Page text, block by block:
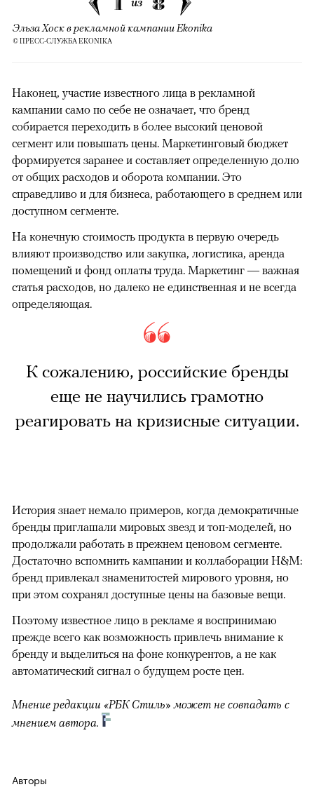
из
Эльза Хоск в рекламной кампании Ekonika
© ПРЕСС-СЛУЖБА EKONIKA
Наконец, участие известного лица в рекламной
кампании само по себе не означает, что бренд
собирается переходить в более высокий ценовой
сегмент или повышать цены. Маркетинговый бюджет
формируется заранее и составляет определенную долю
от общих расходов и оборота компании. Это
справедливо и для бизнеса, работающего в среднем или
доступном сегменте.
На конечную стоимость продукта в первую очередь
влияют производство или закупка, логистика, аренда
помещений и фонд оплаты труда. Маркетинг — важная
статья расходов, но далеко не единственная и не всегда
определяющая.
К сожалению, российские бренды
еще не научились грамотно
реагировать на кризисные ситуации.
История знает немало примеров, когда демократичные
бренды приглашали мировых звезд и топ-моделей, но
продолжали работать в прежнем ценовом сегменте.
Достаточно вспомнить кампании и коллаборации H&M:
бренд привлекал знаменитостей мирового уровня, но
при этом сохранял доступные цены на базовые вещи.
Поэтому известное лицо в рекламе я воспринимаю
прежде всего как возможность привлечь внимание к
бренду и выделиться на фоне конкурентов, а не как
автоматический сигнал о будущем росте цен.
Мнение редакции «РБК Стиль» может не совпадать с
мнением автора.
Авторы